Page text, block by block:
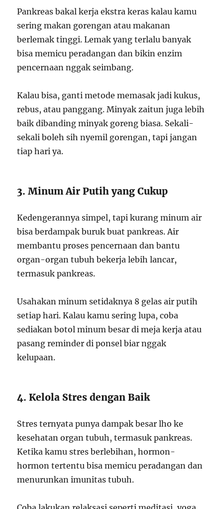
Pankreas bakal kerja ekstra keras kalau kamu
sering makan gorengan atau makanan
berlemak tinggi. Lemak yang terlalu banyak
bisa memicu peradangan dan bikin enzim
pencernaan nggak seimbang.
Kalau bisa, ganti metode memasak jadi kukus,
rebus, atau panggang. Minyak zaitun juga lebih
baik dibanding minyak goreng biasa. Sekali-
sekali boleh sih nyemil gorengan, tapi jangan
tiap hari ya.
3. Minum Air Putih yang Cukup
Kedengerannya simpel, tapi kurang minum air
bisa berdampak buruk buat pankreas. Air
membantu proses pencernaan dan bantu
organ-organ tubuh bekerja lebih lancar,
termasuk pankreas.
Usahakan minum setidaknya 8 gelas air putih
setiap hari. Kalau kamu sering lupa, coba
sediakan botol minum besar di meja kerja atau
pasang reminder di ponsel biar nggak
kelupaan.
4. Kelola Stres dengan Baik
Stres ternyata punya dampak besar lho ke
kesehatan organ tubuh, termasuk pankreas.
Ketika kamu stres berlebihan, hormon-
hormon tertentu bisa memicu peradangan dan
menurunkan imunitas tubuh.